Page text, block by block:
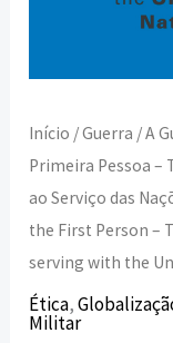
Início /Guerra / A
Primeira Pessoa –
ao Serviço das
the First Person –
serving with the
Ética,
Militar